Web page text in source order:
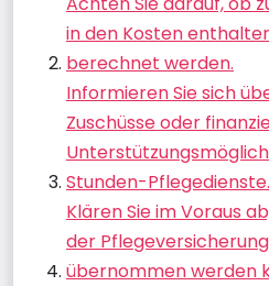
in den Kosten
berechnet werden.
Informieren Sie sich
Zuschüsse oder
Stunden-Pflegedienste.
Klären Sie im Voraus
der
übernommen werden